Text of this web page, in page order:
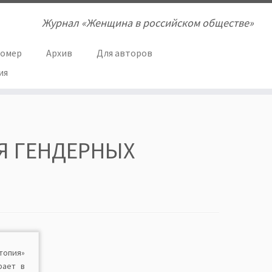
Журнал «Женщина в российском обществе»
Архив
Для авторов
ГЕНДЕРНЫХ
в